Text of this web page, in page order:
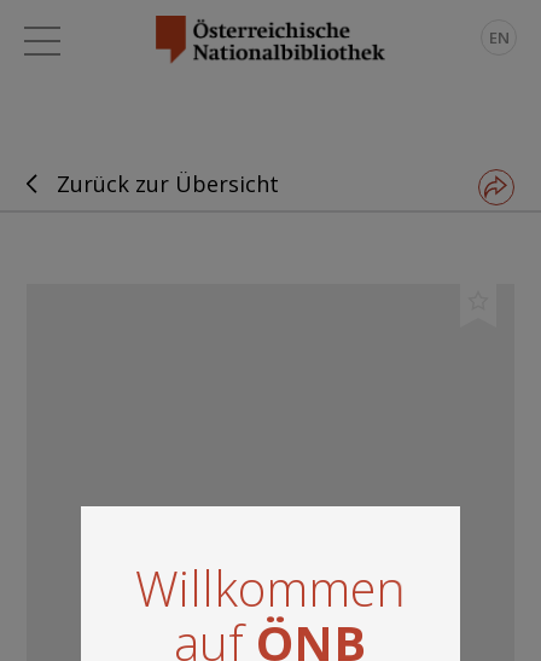
Willkommen
aufÖNB
EN
Zurück zur Übersicht